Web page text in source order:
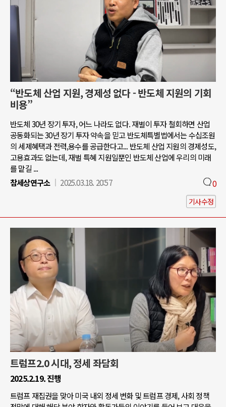
“반도체 산업 지원, 경제성 없다 - 반도체 지원의 기회
비용”
반도체 30년 장기 투자, 어느 나라도 없다. 재벌이 투자 철회하면 산업
공동화되는 30년 장기 투자 약속을 믿고 반도체특별법에서는 수십조원
의 세제혜택과 전력,용수를 공급한다고... 반도체 산업 지원의 경제성도,
고용효과도 없는데, 재벌 특혜 지원일뿐인 반도체 산업에 우리의 미래
를 맡길 ...
참세상연구소
2025.03.18. 20:57 0
기사수정
트럼프2.0 시대, 정세 좌담회
2025.2.19. 진행
트럼프 재집권을 맞아 미국 내외 정세 변화 및 트럼프 경제, 사회 정책